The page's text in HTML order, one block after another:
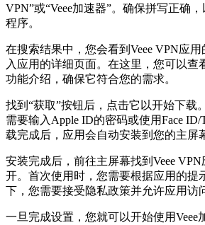
VPN”或“Veee加速器”。确保拼写正确
程序。
在搜索结果中，您会看到Veee VPN应
入应用的详细页面。在这里，您可以查
功能介绍，确保它符合您的需求。
找到“获取”按钮后，点击它以开始下载
需要输入Apple ID的密码或使用Face
载完成后，应用会自动安装到您的主屏
安装完成后，前往主屏幕找到Veee
开。首次使用时，您需要根据应用的提
下，您需要接受隐私政策并允许应用访
一旦完成设置，您就可以开始使用Veee